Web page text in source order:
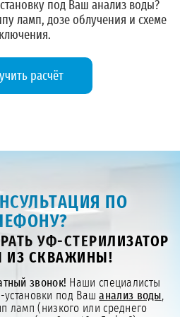
под Ваш анализ воды?
ламп, дозе облучения и схеме
расчёт
ПО
УФ-СТЕРИЛИЗАТОР
ИЗ СКВАЖИНЫ!
звонок! Наши специалисты
установки под Вашанализ воды
ламп (низкого или среднего